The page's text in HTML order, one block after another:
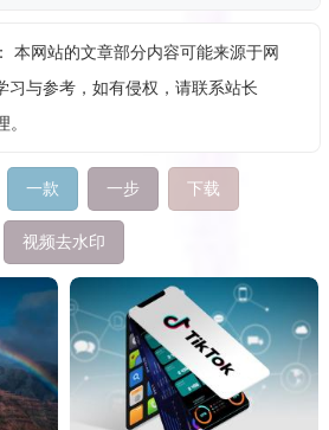
本网站的文章部分内容可能来源于网
习与参考，如有侵权，请联系站长
一款 一步 下载
视频去水印